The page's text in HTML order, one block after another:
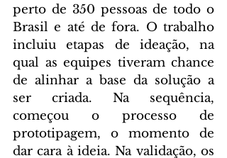
perto de 350 pessoas de todo o
Brasil e até de fora. O trabalho
incluiu etapas de ideação, na
qual as equipes tiveram chance
de alinhar a base da solução a
ser criada. Na sequência,
começou o processo de
prototipagem, o momento de
dar cara à ideia. Na validação, os